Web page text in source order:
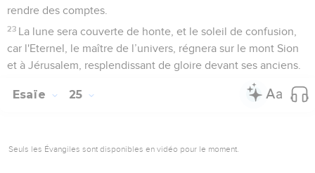
rendre des comptes.
23 La lune sera couverte de honte, et le soleil de confusion,
car l'Eternel, le maître de l’univers, régnera sur le mont Sion
et à Jérusalem, resplendissant de gloire devant ses anciens.
Esaïe 25
Seuls les Évangiles sont disponibles en vidéo pour le moment.